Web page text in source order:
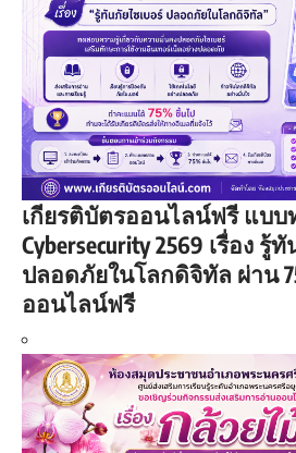
เกียรติบัตรออนไลน์ฟรี แบ
Cybersecurity 2569 เรื่อง รู้
ปลอดภัยในโลกดิจิทัล ผ่าน
ออนไลน์ฟรี